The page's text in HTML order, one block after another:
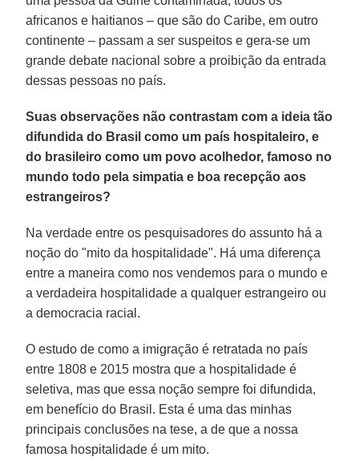
africanos e haitianos – que são do Caribe, em outro
continente – passam a ser suspeitos e gera-se um
grande debate nacional sobre a proibição da entrada
dessas pessoas no país.
Suas observações não contrastam com a ideia tão
difundida do Brasil como um país hospitaleiro, e
do brasileiro como um povo acolhedor, famoso no
mundo todo pela simpatia e boa recepção aos
estrangeiros?
Na verdade entre os pesquisadores do assunto há a
noção do "mito da hospitalidade". Há uma diferença
entre a maneira como nos vendemos para o mundo e
a verdadeira hospitalidade a qualquer estrangeiro ou
a democracia racial.
O estudo de como a imigração é retratada no país
entre 1808 e 2015 mostra que a hospitalidade é
seletiva, mas que essa noção sempre foi difundida,
em benefício do Brasil. Esta é uma das minhas
principais conclusões na tese, a de que a nossa
famosa hospitalidade é um mito.